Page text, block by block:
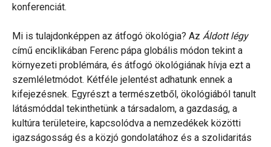
konferenciát.
Mi is tulajdonképpen az átfogó ökológia? Az Áldott légy
című enciklikában Ferenc pápa globális módon tekint a
környezeti problémára, és átfogó ökológiának hívja ezt a
szemléletmódot. Kétféle jelentést adhatunk ennek a
kifejezésnek. Egyrészt a természetből, ökológiából tanult
látásmóddal tekinthetünk a társadalom, a gazdaság, a
kultúra területeire, kapcsolódva a nemzedékek közötti
igazságosság és a közjó gondolatához és a szolidaritás